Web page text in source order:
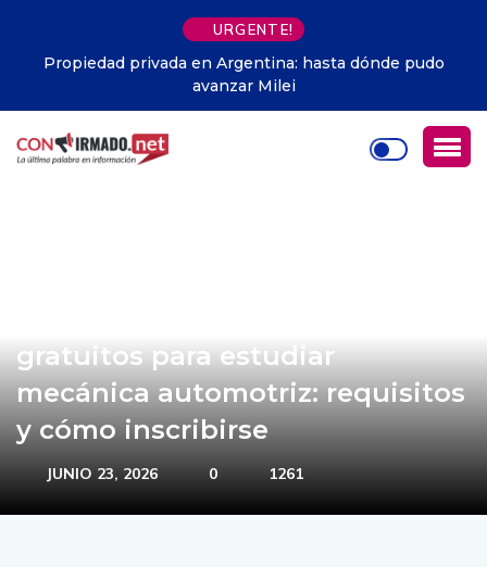
URGENTE!
Propiedad privada en Argentina: hasta dónde pudo
avanzar Milei
gratuitos para estudiar
mecánica automotriz: requisitos
y cómo inscribirse
JUNIO 23, 2026 0 1261